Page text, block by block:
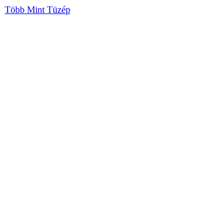
Több Mint Tüzép